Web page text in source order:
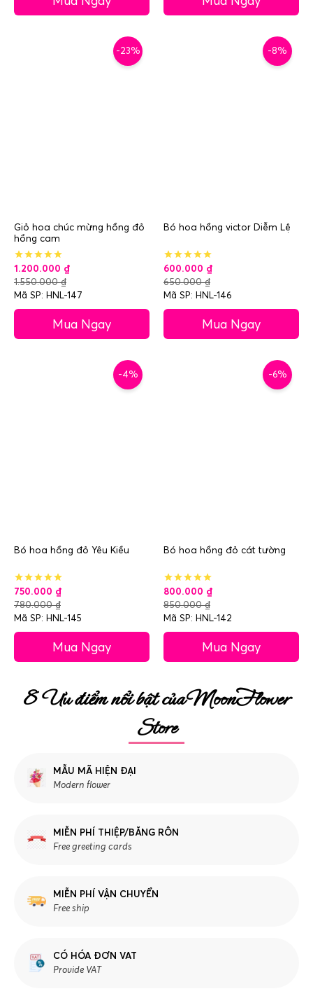
-23%
Giỏ hoa chúc mừng hồng đỏ
hồng cam
1.200.000 ₫
1.550.000₫
Mã SP: HNL-147
Mua Ngay
-8%
Bó hoa hồng victor Diễm Lệ
600.000 ₫
650.000₫
Mã SP: HNL-146
Mua Ngay
-4%
Bó hoa hồng đỏ Yêu Kiều
750.000 ₫
780.000₫
Mã SP: HNL-145
Mua Ngay
-6%
Bó hoa hồng đỏ cát tường
800.000 ₫
850.000₫
Mã SP: HNL-142
Mua Ngay
8 Ưu điểm nổi bật của MoonFlower
Store
MẪU MÃ HIỆN ĐẠI
Modern flower
MIỄN PHÍ THIỆP/BĂNG RÔN
Free greeting cards
MIỄN PHÍ VẬN CHUYỂN
Free ship
CÓ HÓA ĐƠN VAT
Provide VAT